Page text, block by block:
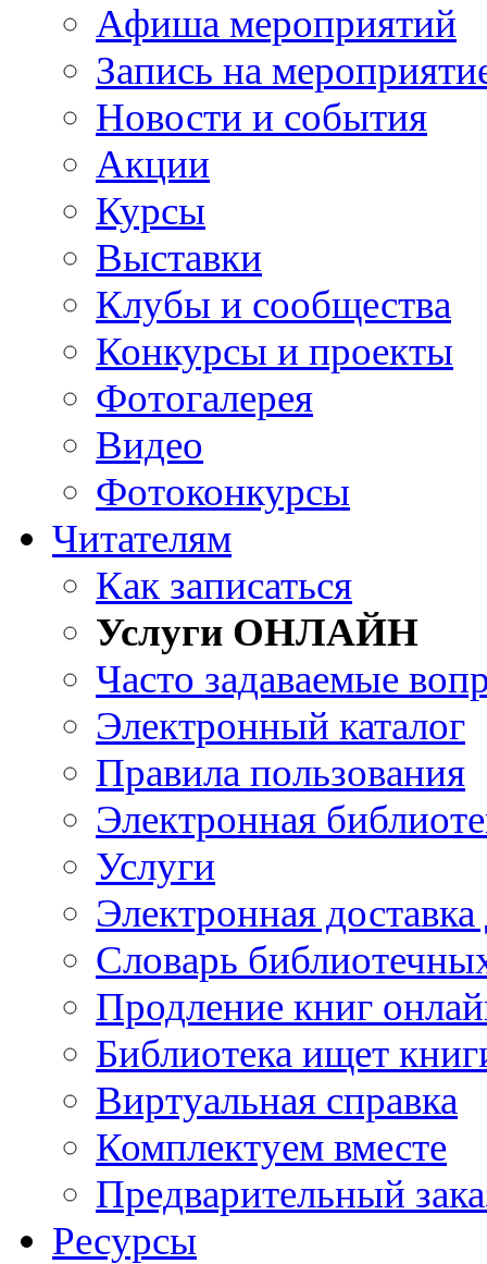
Афиша мероприятий
Запись на
Новости и события
Акции
Курсы
Выставки
Клубы и сообщества
Конкурсы и проекты
Фотогалерея
Видео
Фотоконкурсы
Читателям
Как записаться
Услуги ОНЛАЙН
Часто задаваемые
Электронный каталог
Правила пользования
Электронная
Услуги
Электронная
Словарь
Продление книг
Библиотека ищет
Виртуальная справка
Комплектуем вместе
Предварительный
Ресурсы